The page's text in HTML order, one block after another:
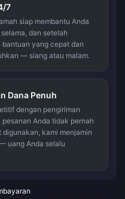
7
siap membantu Anda
dan setelah
yang cepat dan
— siang atau malam.
Dana Penuh
dengan pengiriman
Anda tidak pernah
kami menjamin
uang Anda selalu